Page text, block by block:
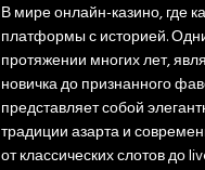
В мире онлайн-казино, где
платформы с историей.
протяжении многих лет,
новичка до признанного
представляет собой
традиции азарта и
от классических слотов до